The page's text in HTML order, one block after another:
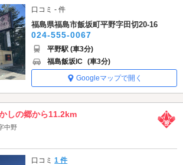
口コミ - 件
福島県福島市飯坂町平野字田切20-16
024-555-0067
平野駅 (車3分)
福島飯坂IC (車3分)
Googleマップで開く
しの郷から11.2km
中野
口コミ1 件